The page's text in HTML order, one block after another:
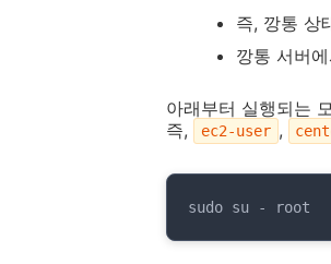
즉, 깡통 상
깡통 서버
아래부터 실행되는
즉,
ec2-user ,
sudo su - root